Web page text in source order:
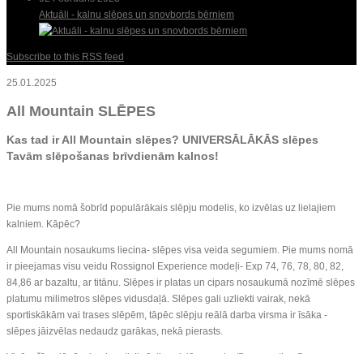
Aktuāli - kalnu slēpes un snovbords bērniem
Subscribe to this RSS feed
25.01.2025
All Mountain SLĒPES
Kas tad ir All Mountain slēpes? UNIVERSĀLĀKĀS slēpes
Tavām slēpošanas brīvdienām kalnos!
Pie mums nomā šobrīd populārākais slēpju modelis, ko izvēlas uz lielajiem
kalniem. Kāpēc?
All Mountain nosaukums liecina- slēpes visa veida segumiem. Pie mums nomā
ir pieejamas visu veidu Rossignol Experience modeļi- Exp 74, 76, 78, 80, 82,
84,86 ar bazaltu, ar titānu. Slēpes ir platas un cipars nosaukumā nozīmē slēpes
platumu milimetros slēpes vidusdaļā. Slēpes gali uzliekti vairak, nekā
sportiskākām vai trases slēpēm, tāpēc slēpju reālā darba virsma ir īsāka -
slēpes jāizvēlas nedaudz garākas, nekā pierasts.